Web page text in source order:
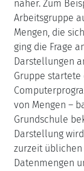
näher. Zum
Arbeitsgruppe
Mengen, die
ging die Frage
Darstellungen
Gruppe
von Mengen –
Grundschule
Darstellung
zurzeit
Datenmengen